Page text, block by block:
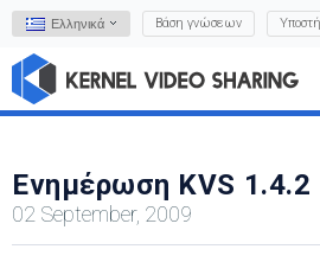
Ελληνικά Βάση γνώσεων
Ενημέρωση KVS 1.4.2
02 September, 2009